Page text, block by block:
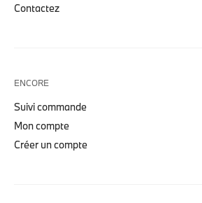
Contactez
ENCORE
Suivi commande
Mon compte
Créer un compte